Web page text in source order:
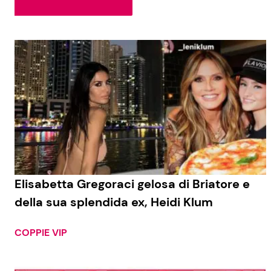
Social News
News dal mondo
Benessere
Casa
Moda e Style
Mondo Mamma
News benessere
Salute
Elisabetta Gregoraci gelosa di Briatore e
della sua splendida ex, Heidi Klum
COPPIE VIP